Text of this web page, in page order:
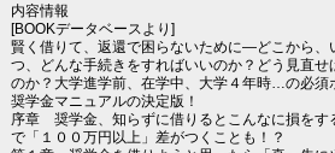
内容情報
[BOOKデータベースより]
賢く借りて、返還で困らないために―どこから、
つ、どんな手続きをすればいいのか？どう見直
のか？大学進学前、在学中、大学４年時…の必須
奨学金マニュアルの決定版！
序章 奨学金、知らずに借りるとこんなに損を
で「１００万円以上」差がつくことも！？